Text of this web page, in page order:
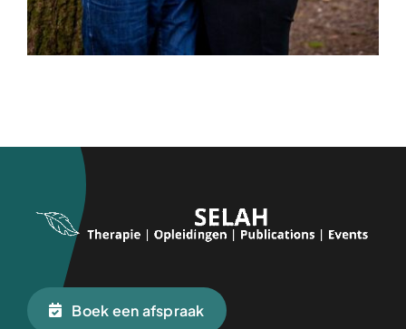
Boek een afspraak